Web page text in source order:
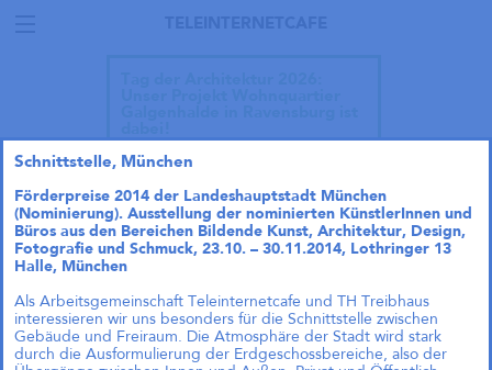
Schnittstelle, München
Förderpreise 2014 der Landeshauptstadt München
(Nominierung). Ausstellung der nominierten KünstlerInnen und
Büros aus den Bereichen Bildende Kunst, Architektur, Design,
Fotografie und Schmuck, 23.10. – 30.11.2014, Lothringer 13
Halle, München
Als Arbeitsgemeinschaft Teleinternetcafe und TH Treibhaus
interessieren wir uns besonders für die Schnittstelle zwischen
Gebäude und Freiraum. Die Atmosphäre der Stadt wird stark
durch die Ausformulierung der Erdgeschossbereiche, also der